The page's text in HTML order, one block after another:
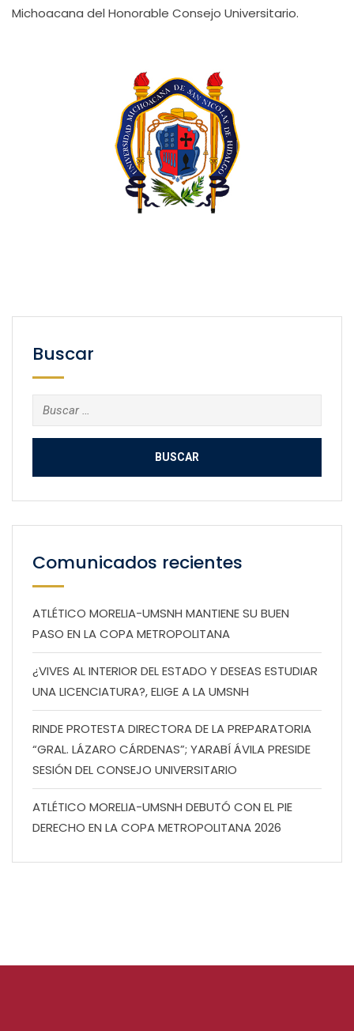
Michoacana del Honorable Consejo Universitario.
Buscar
Buscar:
Comunicados recientes
ATLÉTICO MORELIA-UMSNH MANTIENE SU BUEN
PASO EN LA COPA METROPOLITANA
¿VIVES AL INTERIOR DEL ESTADO Y DESEAS ESTUDIAR
UNA LICENCIATURA?, ELIGE A LA UMSNH
RINDE PROTESTA DIRECTORA DE LA PREPARATORIA
“GRAL. LÁZARO CÁRDENAS”; YARABÍ ÁVILA PRESIDE
SESIÓN DEL CONSEJO UNIVERSITARIO
ATLÉTICO MORELIA-UMSNH DEBUTÓ CON EL PIE
DERECHO EN LA COPA METROPOLITANA 2026